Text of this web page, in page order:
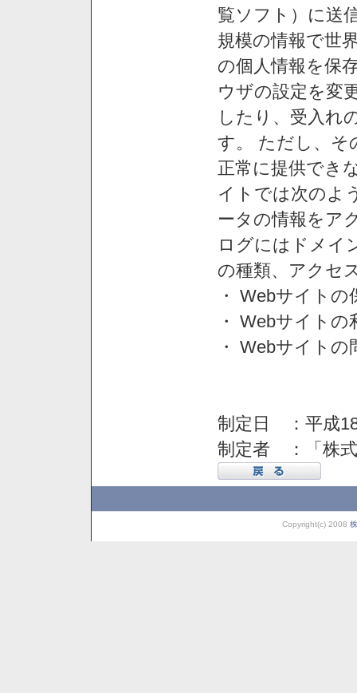
覧ソフト）に送
規模の情報で世
の個人情報を保
ウザの設定を変
したり、受入れ
す。 ただし、そ
正常に提供でき
イトでは次のよ
ータの情報をア
ログにはドメイ
の種類、アクセ
・ Webサイトの
・ Webサイト
・ Webサイト
制定日 ：平成
制定者 ：「株
Copyright(c) 2008